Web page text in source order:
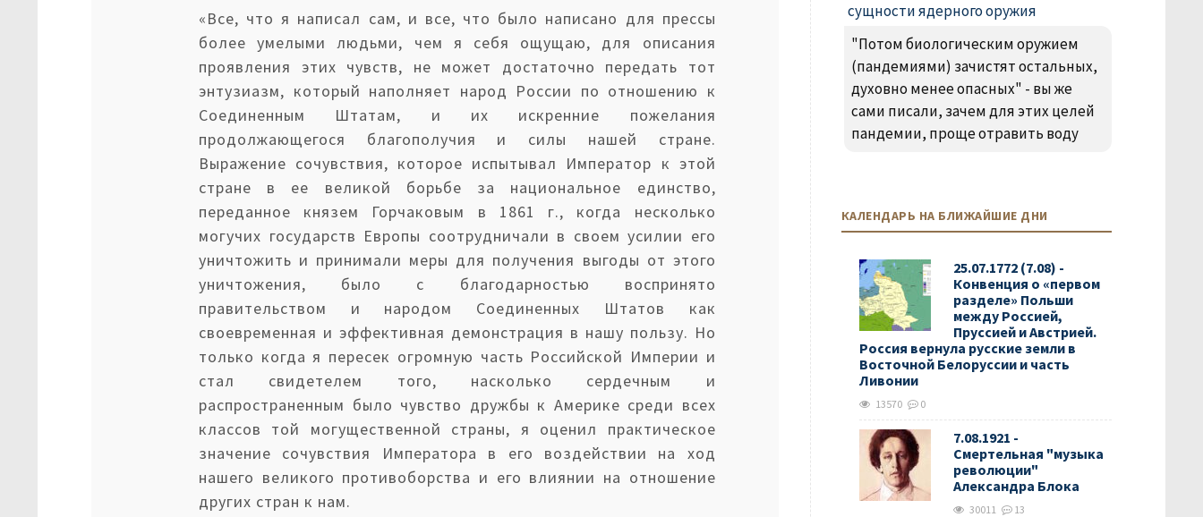
«Все, что я написал сам, и все, что было написано для прессы
более умелыми людьми, чем я себя ощущаю, для описания
проявления этих чувств, не может достаточно передать тот
энтузиазм, который наполняет народ России по отношению к
Соединенным Штатам, и их искренние пожелания
продолжающегося благополучия и силы нашей стране.
Выражение сочувствия, которое испытывал Император к этой
стране в ее великой борьбе за национальное единство,
переданное князем Горчаковым в 1861 г., когда несколько
могучих государств Европы соотрудничали в своем усилии его
уничтожить и принимали меры для получения выгоды от этого
уничтожения, было с благодарностью воспринято
правительством и народом Соединенных Штатов как
своевременная и эффективная демонстрация в нашу пользу. Но
только когда я пересек огромную часть Российской Империи и
стал свидетелем того, насколько сердечным и
распространенным было чувство дружбы к Америке среди всех
классов той могущественной страны, я оценил практическое
значение сочувствия Императора в его воздействии на ход
нашего великого противоборства и его влиянии на отношение
других стран к нам.
сущности ядерного оружия
"Потом биологическим оружием
(пандемиями) зачистят остальных,
духовно менее опасных" - вы же
сами писали, зачем для этих целей
пандемии, проще отравить воду
КАЛЕНДАРЬ НА БЛИЖАЙШИЕ ДНИ
25.07.1772 (7.08) -
Конвенция о «первом
разделе» Польши
между Россией,
Пруссией и Австрией.
Россия вернула русские земли в
Восточной Белоруссии и часть
Ливонии
13570 0
7.08.1921 -
Смертельная "музыка
революции"
Александра Блока
30011 13